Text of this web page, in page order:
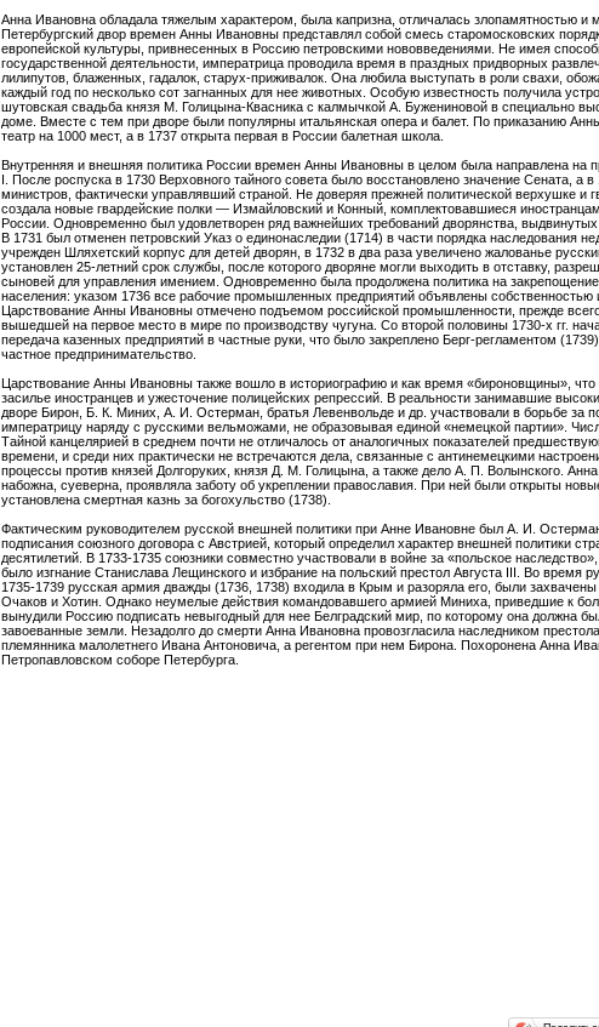
Анна Ивановна обладала тяжелым характером, была капризна, отличалась злопамятностью и
Петербургский двор времен Анны Ивановны представлял собой смесь старомосковских
европейской культуры, привнесенных в Россию петровскими нововведениями. Не имея
государственной деятельности, императрица проводила время в праздных придворных
лилипутов, блаженных, гадалок, старух-приживалок. Она любила выступать в роли свахи,
каждый год по несколько сот загнанных для нее животных. Особую известность получила
шутовская свадьба князя М. Голицына-Квасника с калмычкой А. Бужениновой в специально
доме. Вместе с тем при дворе были популярны итальянская опера и балет. По приказанию
театр на 1000 мест, а в 1737 открыта первая в России балетная школа.
Внутренняя и внешняя политика России времен Анны Ивановны в целом была направлена на
I. После роспуска в 1730 Верховного тайного совета было восстановлено значение Сената, а в
министров, фактически управлявший страной. Не доверяя прежней политической верхушке и
создала новые гвардейские полки — Измайловский и Конный, комплектовавшиеся
России. Одновременно был удовлетворен ряд важнейших требований дворянства,
В 1731 был отменен петровский Указ о единонаследии (1714) в части порядка наследования
учрежден Шляхетский корпус для детей дворян, в 1732 в два раза увеличено жалованье
установлен 25-летний срок службы, после которого дворяне могли выходить в отставку,
сыновей для управления имением. Одновременно была продолжена политика на закрепощение
населения: указом 1736 все рабочие промышленных предприятий объявлены собственностью
Царствование Анны Ивановны отмечено подъемом российской промышленности, прежде
вышедшей на первое место в мире по производству чугуна. Со второй половины 1730-х гг.
передача казенных предприятий в частные руки, что было закреплено Берг-регламентом
частное предпринимательство.
Царствование Анны Ивановны также вошло в историографию и как время «бироновщины», что
засилье иностранцев и ужесточение полицейских репрессий. В реальности занимавшие
дворе Бирон, Б. К. Миних, А. И. Остерман, братья Левенвольде и др. участвовали в борьбе за
императрицу наряду с русскими вельможами, не образовывая единой «немецкой партии».
Тайной канцелярией в среднем почти не отличалось от аналогичных показателей
времени, и среди них практически не встречаются дела, связанные с антинемецкими
процессы против князей Долгоруких, князя Д. М. Голицына, а также дело А. П. Волынского.
набожна, суеверна, проявляла заботу об укреплении православия. При ней были открыты
установлена смертная казнь за богохульство (1738).
Фактическим руководителем русской внешней политики при Анне Ивановне был А. И.
подписания союзного договора с Австрией, который определил характер внешней политики
десятилетий. В 1733-1735 союзники совместно участвовали в войне за «польское
было изгнание Станислава Лещинского и избрание на польский престол Августа III. Во время
1735-1739 русская армия дважды (1736, 1738) входила в Крым и разоряла его, были захвачены
Очаков и Хотин. Однако неумелые действия командовавшего армией Миниха, приведшие к
вынудили Россию подписать невыгодный для нее Белградский мир, по которому она должна
завоеванные земли. Незадолго до смерти Анна Ивановна провозгласила наследником
племянника малолетнего Ивана Антоновича, а регентом при нем Бирона. Похоронена Анна
Петропавловском соборе Петербурга.